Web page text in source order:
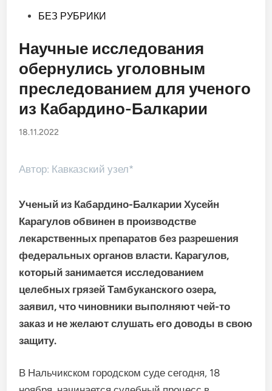
Опубликовано
БЕЗ РУБРИКИ
Научные исследования
обернулись уголовным
преследованием для ученого
из Кабардино-Балкарии
18.11.2022
Автор: Кавказский узел*
Ученый из Кабардино-Балкарии Хусейн
Карагулов обвинен в производстве
лекарственных препаратов без разрешения
федеральных органов власти. Карагулов,
который занимается исследованием
целебных грязей Тамбуканского озера,
заявил, что чиновники выполняют чей-то
заказ и не желают слушать его доводы в свою
защиту.
В Нальчикском городском суде сегодня, 18